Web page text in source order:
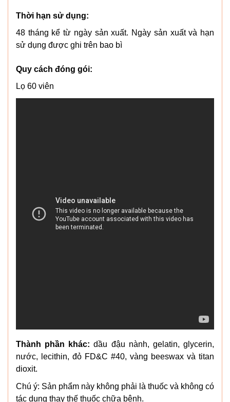
Thời hạn sử dụng:
48 tháng kể từ ngày sản xuất. Ngày sản xuất và hạn
sử dụng được ghi trên bao bì
Quy cách đóng gói:
Lọ 60 viên
Thành phần khác: dầu đậu nành, gelatin, glycerin,
nước, lecithin, đỏ FD&C #40, vàng beeswax và titan
dioxit.
Chú ý: Sản phẩm này không phải là thuốc và không có
tác dụng thay thế thuốc chữa bệnh.